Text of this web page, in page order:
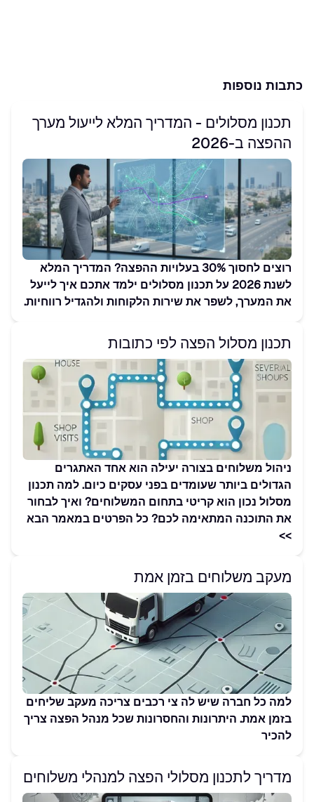
כתבות נוספות
תכנון מסלולים - המדריך המלא לייעול מערך
ההפצה ב-2026
רוצים לחסוך 30% בעלויות ההפצה? המדריך המלא
לשנת 2026 על תכנון מסלולים ילמד אתכם איך לייעל
את המערך, לשפר את שירות הלקוחות ולהגדיל רווחיות.
תכנון מסלול הפצה לפי כתובות
ניהול משלוחים בצורה יעילה הוא אחד האתגרים
הגדולים ביותר שעומדים בפני עסקים כיום. למה תכנון
מסלול נכון הוא קריטי בתחום המשלוחים? ואיך לבחור
את התוכנה המתאימה לכם? כל הפרטים במאמר הבא
>>
מעקב משלוחים בזמן אמת
למה כל חברה שיש לה צי רכבים צריכה מעקב שליחים
בזמן אמת. היתרונות והחסרונות שכל מנהל הפצה צריך
להכיר
מדריך לתכנון מסלולי הפצה למנהלי משלוחים